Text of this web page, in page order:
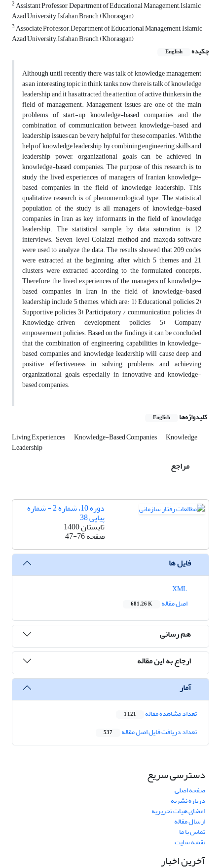
2Assistant Professor, Department of Educational Management, Islamic
Azad University, Isfahan Branch (Khorasgan)
3Associate Professor, Department of Educational Management, Islamic
Azad University, Isfahan Branch (Khorasgan),
چکیده
English
Although until recently there was talk of knowledge management
as an interesting topic in think tanks, now there is talk of knowledge
leadership and it has attracted the attention of active thinkers in the
field of management. Management issues are one of the main
problems of start-up knowledge-based companies, and the
combination of communication between knowledge-based and
leadership issues can be very helpful for these companies. With the
help of knowledge leadership, by combining engineering skills and
leadership power, organizational goals can be achieved in
knowledge-based companies. The purpose of this research is to
study the lived experiences of managers of Iranian knowledge-
based companies in the field of knowledge leadership. This
qualitative research is of phenomenological type. The statistical
population of the study is all managers of knowledge-based
companies in Iran as key informants in the field of knowledge
leadership. The statistical sample, by data saturation, is 12
interviews. Seven-level Colaizzi method and maxqda software
were used to analyze the data. The results showed that 209 codes
were extracted at the beginning, after which 5 themes and 21
clusters were extracted according to the formulated concepts.
Therefore, the lived experiences of the managers of knowledge-
based companies in Iran in the field of knowledge-based
leadership include 5 themes, which are: 1) Educational policies 2)
Supportive policies 3) Participatory / communication policies 4)
Knowledge-driven development policies 5) Company
empowerment policies. Based on the findings, it can be concluded
that the combination of engineering capabilities in knowledge-
based companies and knowledge leadership will cause deep and
positive effectiveness in solving problems and achieving
organizational goals, especially in innovative and knowledge-
based companies.
کلیدواژه‌ها English
Living Experiences Knowledge-Based Companies Knowledge
Leadership
مراجع
دوره 10، شماره 2 - شماره
پیاپی 38
تابستان 1400
صفحه47-76
فایل ها
اصل مقاله
681.26 K
هم رسانی
ارجاع به این مقاله
آمار
تعداد مشاهده مقاله 1,121
تعداد دریافت فایل اصل مقاله 537
دسترسی سریع
صفحه اصلی
درباره نشریه
اعضای هیات تحریریه
ارسال مقاله
تماس با ما
نقشه سایت
آخرین اخبار